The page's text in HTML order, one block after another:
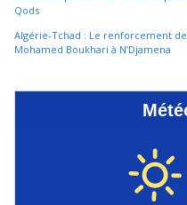
Qods
Algérie-Tchad : Le renforcement
Mohamed Boukhari à N’Djamena